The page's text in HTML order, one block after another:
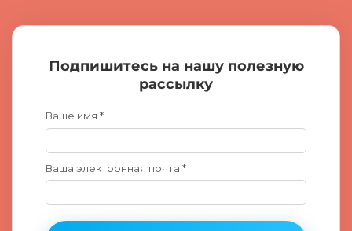
Подпишитесь на нашу полезную
рассылку
Ваше имя *
Ваша электронная почта *